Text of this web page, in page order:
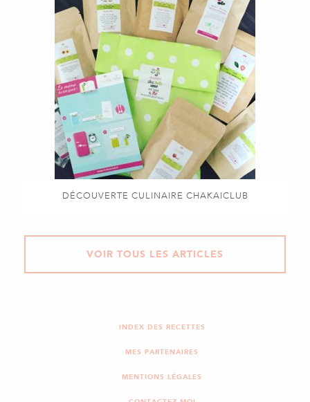
DÉCOUVERTE CULINAIRE CHAKAICLUB
VOIR TOUS LES ARTICLES
INDEX DES RECETTES
MES PARTENAIRES
MENTIONS LÉGALES